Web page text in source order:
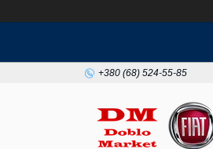
+380 (68) 524-55-85